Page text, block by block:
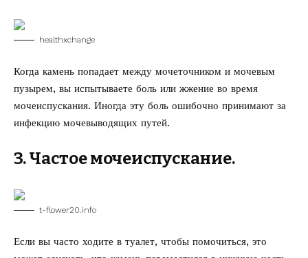
healthxchange
Когда камень попадает между мочеточником и мочевым
пузырем, вы испытываете боль или жжение во время
мочеиспускания. Иногда эту боль ошибочно принимают за
инфекцию мочевыводящих путей.
3. Частое мочеиспускание.
t-flower20.info
Если вы часто ходите в туалет, чтобы помочиться, это